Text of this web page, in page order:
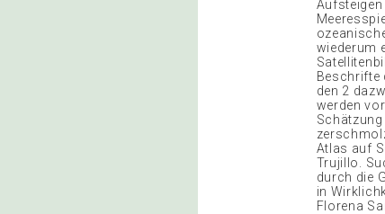
wiederum
Beschrifte
den 2
werden
Atlas auf
Trujillo.
durch die
in
Florena